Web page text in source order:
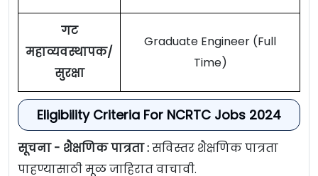
गट
महाव्यवस्थापक/
सुरक्षा
Graduate Engineer (Full
Time)
Eligibility Criteria For NCRTC Jobs 2024
सूचना - शैक्षणिक पात्रता :सविस्तर शैक्षणिक पात्रता
पाहण्यासाठी मूळ जाहिरात वाचावी.